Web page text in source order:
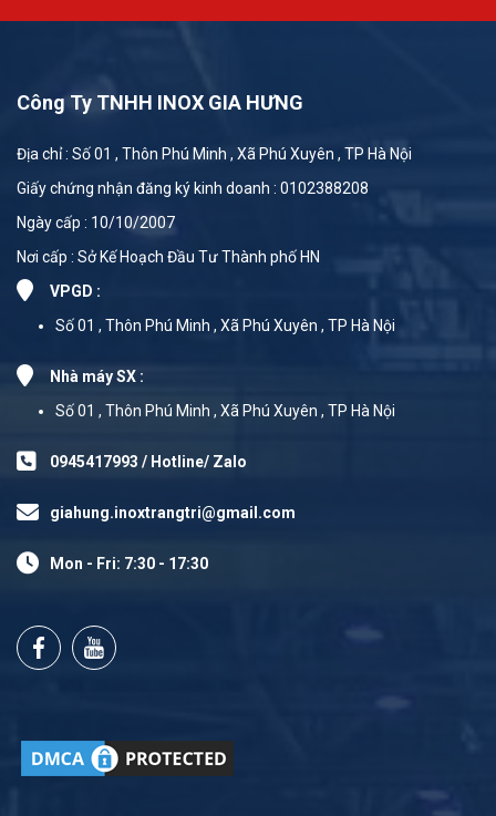
Công Ty TNHH INOX GIA HƯNG
Địa chỉ : Số 01 , Thôn Phú Minh , Xã Phú Xuyên , TP Hà Nội
Giấy chứng nhận đăng ký kinh doanh : 0102388208
Ngày cấp : 10/10/2007
Nơi cấp : Sở Kế Hoạch Đầu Tư Thành phố HN
VPGD :
Số 01 , Thôn Phú Minh , Xã Phú Xuyên , TP Hà Nội
Nhà máy SX :
Số 01 , Thôn Phú Minh , Xã Phú Xuyên , TP Hà Nội
0945417993 / Hotline/ Zalo
giahung.inoxtrangtri@gmail.com
Mon - Fri: 7:30 - 17:30